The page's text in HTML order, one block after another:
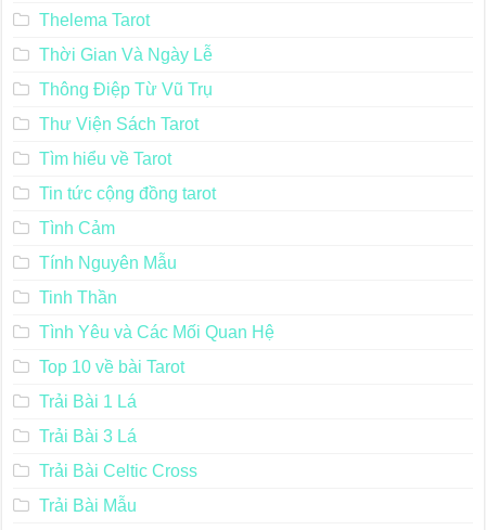
Thelema Tarot
Thời Gian Và Ngày Lễ
Thông Điệp Từ Vũ Trụ
Thư Viện Sách Tarot
Tìm hiểu về Tarot
Tin tức cộng đồng tarot
Tình Cảm
Tính Nguyên Mẫu
Tinh Thần
Tình Yêu và Các Mối Quan Hệ
Top 10 về bài Tarot
Trải Bài 1 Lá
Trải Bài 3 Lá
Trải Bài Celtic Cross
Trải Bài Mẫu